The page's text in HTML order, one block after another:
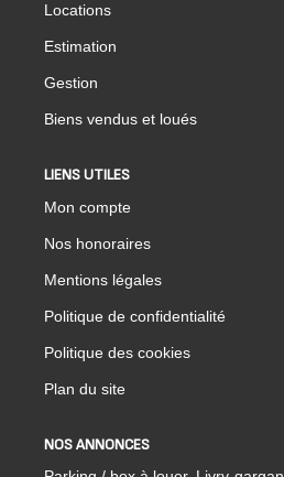
Locations
Estimation
Gestion
Biens vendus et loués
LIENS UTILES
Mon compte
Nos honoraires
Mentions légales
Politique de confidentialité
Politique des cookies
Plan du site
NOS ANNONCES